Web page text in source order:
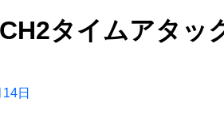
タイムアタッ
日